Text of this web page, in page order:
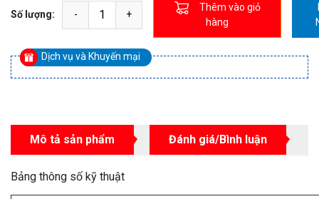
Số lượng:
Thêm vào giỏ
hàng
Dịch vụ và Khuyến mại
Mô tả sản phẩm Đánh giá/Bình luận
Bảng thông số kỹ thuật